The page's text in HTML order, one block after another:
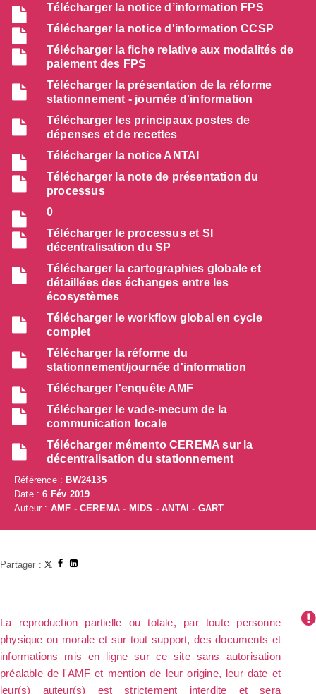
Télécharger la notice d’information FPS
Télécharger la notice d'information CCSP
Télécharger la fiche relative aux modalités de
paiement des FPS
Télécharger la présentation de la réforme
stationnement - journée d'information
Télécharger les principaux postes de
dépenses et de recettes
Télécharger la notice ANTAI
Télécharger la note de présentation du
processus
0
Télécharger le processus et SI
décentralisation du SP
Télécharger la cartographies globale et
détaillées des échanges entre les
écosystèmes
Télécharger le workflow global en cycle
complet
Télécharger la réforme du
stationnement/journée d'information
Télécharger l'enquête AMF
Télécharger le vade-mecum de la
communication locale
Télécharger mémento CEREMA sur la
décentralisation du stationnement
Référence :BW24135
Date :6 Fév 2019
Auteur : AMF - CEREMA - MIDS - ANTAI - GART
Partager :
La reproduction partielle ou totale, par toute personne
physique ou morale et sur tout support, des documents et
informations mis en ligne sur ce site sans autorisation
préalable de l'AMF et mention de leur origine, leur date et
leur(s) auteur(s) est strictement interdite et sera